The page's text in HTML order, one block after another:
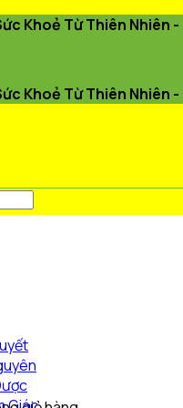
Khoẻ Từ Thiên Nhiên -
Khoẻ Từ Thiên Nhiên -